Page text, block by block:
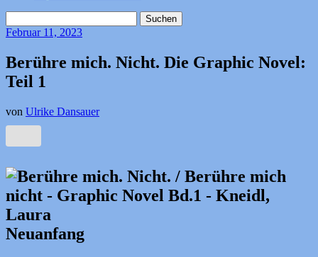
nach:
Februar11, 2023
Berühre mich. Nicht. Die Graphic Novel:
Teil 1
von Ulrike Dansauer
Neuanfang